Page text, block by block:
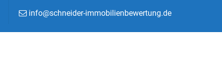
info@schneider-immobilienbewertung.de